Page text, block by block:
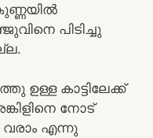
പിടിച്ചു
കാട്ടിലേക്ക്
നോട്‌
വരാം എന്നു